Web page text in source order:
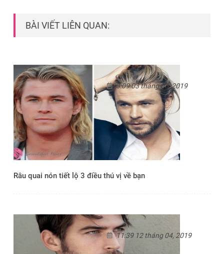
BÀI VIẾT LIÊN QUAN:
Râu quai nón tiết lộ 3 điều thú vị về bạn
3:09 03 tháng 05, 2019
11:39 12 tháng 04, 2019